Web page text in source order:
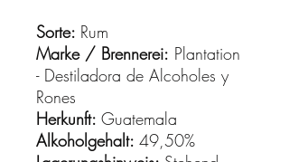
Sorte: Rum
Marke / Brennerei: Plantation
- Destiladora de Alcoholes y
Rones
Herkunft: Guatemala
Alkoholgehalt: 49,50%